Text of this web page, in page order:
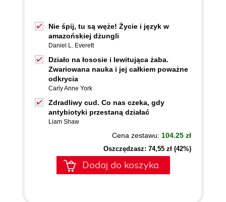
Nie śpij, tu są węże! Życie i język w
amazońskiej dżungli
Daniel L. Everett
Działo na łososie i lewitująca żaba.
Zwariowana nauka i jej całkiem poważne
odkrycia
Carly Anne York
Zdradliwy cud. Co nas czeka, gdy
antybiotyki przestaną działać
Liam Shaw
Cena zestawu: 104.25 zł
Oszczędzasz: 74,55 zł (42%)
Dodaj do koszyka